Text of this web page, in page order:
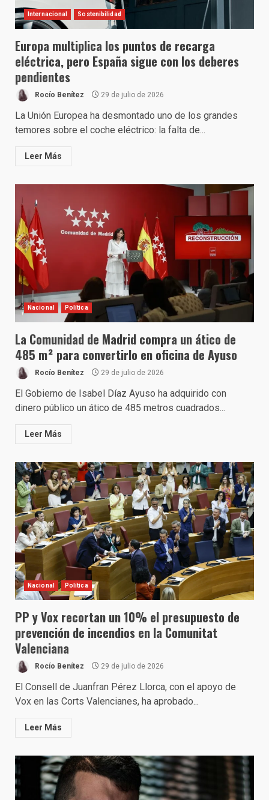
Internacional Sostenibilidad
Europa multiplica los puntos de recarga
eléctrica, pero España sigue con los deberes
pendientes
Rocío Benítez 29 de julio de 2026
La Unión Europea ha desmontado uno de los grandes
temores sobre el coche eléctrico: la falta de...
Leer Más
Nacional Política
La Comunidad de Madrid compra un ático de
485 m² para convertirlo en oficina de Ayuso
Rocío Benítez 29 de julio de 2026
El Gobierno de Isabel Díaz Ayuso ha adquirido con
dinero público un ático de 485 metros cuadrados...
Leer Más
Nacional Política
PP y Vox recortan un 10% el presupuesto de
prevención de incendios en la Comunitat
Valenciana
Rocío Benítez 29 de julio de 2026
El Consell de Juanfran Pérez Llorca, con el apoyo de
Vox en las Corts Valencianes, ha aprobado...
Leer Más